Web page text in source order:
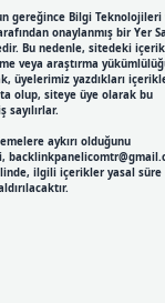
gereğince Bilgi Teknolojileri
onaylanmış bir Yer
Bu nedenle, sitedeki
veya araştırma
üyelerimiz yazdıkları
olup, siteye üye olarak bu
sayılırlar.
aykırı olduğunu
ilgili içerikler yasal süre